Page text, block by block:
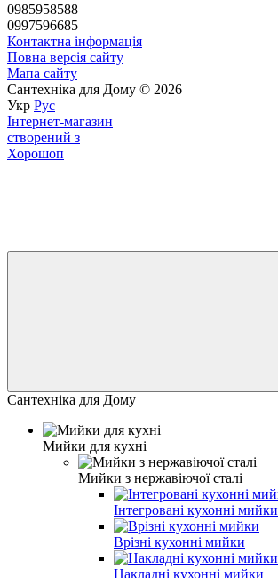
0985958588
0997596685
Контактна інформація
Повна версія сайту
Мапа сайту
Сантехніка для Дому © 2026
Укр Рус
Інтернет-магазин
створений з
Хорошоп
Сантехніка для Дому
Мийки для кухні
Мийки з нержавіючої сталі
Інтегровані кухонні мийки
Врізні кухонні мийки
Накладні кухонні мийки